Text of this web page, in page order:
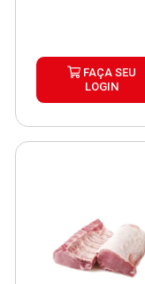
FAÇA SEU
LOGIN